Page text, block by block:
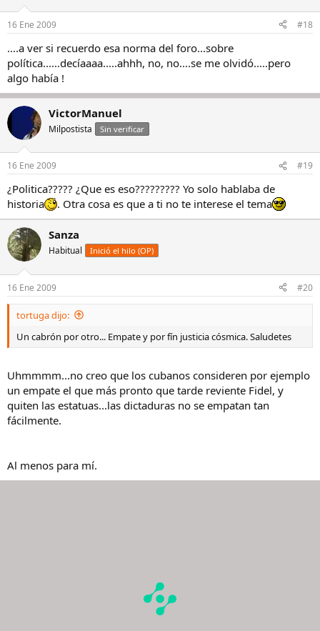
16 Ene 2009 #18
....a ver si recuerdo esa norma del foro...sobre
política......decíaaaa.....ahhh, no, no....se me olvidó.....pero
algo había !
VictorManuel
Milpostista Sin verificar
16 Ene 2009 #19
¿Politica????? ¿Que es eso????????? Yo solo hablaba de
historia
. Otra cosa es que a ti no te interese el tema
Sanza
Habitual Inició el hilo (OP)
16 Ene 2009 #20
tortuga dijo:
Un cabrón por otro... Empate y por fín justicia cósmica. Saludetes
Uhmmmm...no creo que los cubanos consideren por ejemplo
un empate el que más pronto que tarde reviente Fidel, y
quiten las estatuas...las dictaduras no se empatan tan
fácilmente.
Al menos para mí.